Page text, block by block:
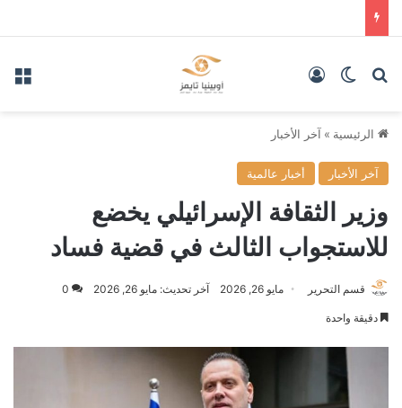
بحث عنالوضع المظلم
الرئيسية » آخر الأخبار
آخر الأخبار أخبار عالمية
وزير الثقافة الإسرائيلي يخضع
للاستجواب الثالث في قضية فساد
قسم التحرير مايو 26, 2026 آخر تحديث: مايو 26, 2026 0
دقيقة واحدة